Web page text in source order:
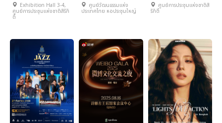
Exhibition Hall 3-4,
ศูนย์การประชุมแห่งชาติสิริกิ
ติ์
ศูนย์วัฒนธรรมแห่ง
ประเทศไทย หอประชุมใหญ่
ศูนย์การประชุมแห่งชาติสิ
ริกิติ์